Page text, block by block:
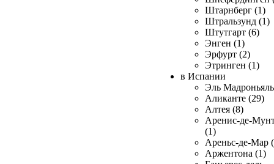
Штарнберг (1)
Штральзунд (1)
Штутгарт (6)
Энген (1)
Эрфурт (2)
Этринген (1)
в Испании
Эль
Аликанте (29)
Алтея (8)
Аренис-де-
(1)
Ареньс-де-Мар
Аржентона (1)